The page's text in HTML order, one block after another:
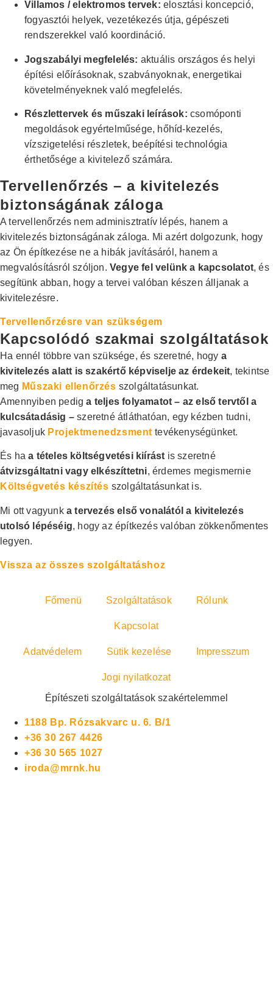
Villamos / elektromos tervek: elosztási koncepció,
fogyasztói helyek, vezetékezés útja, gépészeti
rendszerekkel való koordináció.
Jogszabályi megfelelés: aktuális országos és helyi
építési előírásoknak, szabványoknak, energetikai
követelményeknek való megfelelés.
Részlettervek és műszaki leírások: csomóponti
megoldások egyértelműsége, hőhíd-kezelés,
vízszigetelési részletek, beépítési technológia
érthetősége a kivitelező számára.
Tervellenőrzés – a kivitelezés
biztonságának záloga
A tervellenőrzés nem adminisztratív lépés, hanem a
kivitelezés biztonságának záloga. Mi azért dolgozunk, hogy
az Ön építkezése ne a hibák javításáról, hanem a
megvalósításról szóljon. Vegye fel velünk a kapcsolatot, és
segítünk abban, hogy a tervei valóban készen álljanak a
kivitelezésre.
Tervellenőrzésre van szükségem
Kapcsolódó szakmai szolgáltatások
Ha ennél többre van szüksége, és szeretné, hogy a
kivitelezés alatt is szakértő képviselje az érdekeit, tekintse
meg Műszaki ellenőrzés szolgáltatásunkat.
Amennyiben pediga teljes folyamatot – az első tervtől a
kulcsátadásig – szeretné átláthatóan, egy kézben tudni,
javasoljuk Projektmenedzsment tevékenységünket.
És haa tételes költségvetési kiírást is szeretné
átvizsgáltatni vagy elkészíttetni, érdemes megismernie
Költségvetés készítés szolgáltatásunkat is.
Mi ott vagyunk a tervezés első vonalától a kivitelezés
utolsó lépéséig, hogy az építkezés valóban zökkenőmentes
legyen.
Vissza az összes szolgáltatáshoz
Főmenü Szolgáltatások Rólunk
Kapcsolat
Adatvédelem Sütik kezelése Impresszum
Jogi nyilatkozat
Építészeti szolgáltatások szakértelemmel
1188 Bp. Rózsakvarc u. 6. B/1
+36 30 267 4426
+36 30 565 1027
iroda@mrnk.hu